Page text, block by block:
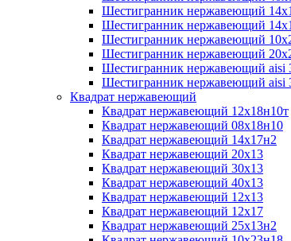
Шестигранник нержавеющий
Шестигранник нержавеющий
Шестигранник нержавеющий
Шестигранник нержавеющий
Шестигранник нержавеющий aisi
Шестигранник нержавеющий aisi
Квадрат нержавеющий
Квадрат нержавеющий 12х18н10т
Квадрат нержавеющий 08х18н10
Квадрат нержавеющий 14х17н2
Квадрат нержавеющий 20х13
Квадрат нержавеющий 30х13
Квадрат нержавеющий 40х13
Квадрат нержавеющий 12х13
Квадрат нержавеющий 12х17
Квадрат нержавеющий 25х13н2